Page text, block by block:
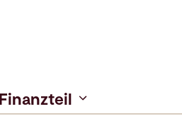
Finanzteil